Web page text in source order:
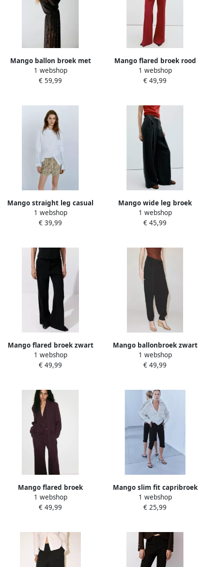
Mango ballon broek met
pailletten bruin
1 webshop
€ 59,99
Mango flared broek rood
1 webshop
€ 49,99
Mango straight leg casual
geruite short geel
1 webshop
€ 39,99
Mango wide leg broek
zwart
1 webshop
€ 45,99
Mango flared broek zwart
1 webshop
€ 49,99
Mango ballonbroek zwart
1 webshop
€ 49,99
Mango flared broek
donkerpaars
1 webshop
€ 49,99
Mango slim fit capribroek
zwart
1 webshop
€ 25,99